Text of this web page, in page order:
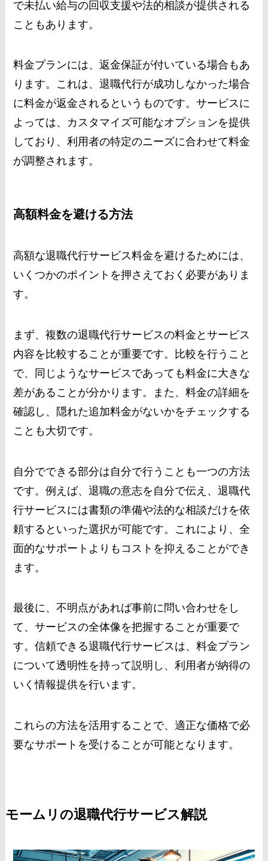
で未払い給与の回収支援や法的相談が提供される
こともあります。
料金プランには、返金保証が付いている場合もあ
ります。これは、退職代行が成功しなかった場合
に料金が返金されるというものです。サービスに
よっては、カスタマイズ可能なオプションを提供
しており、利用者の特定のニーズに合わせて料金
が調整されます。
高額料金を避ける方法
高額な退職代行サービス料金を避けるためには、
いくつかのポイントを押さえておく必要がありま
す。
まず、複数の退職代行サービスの料金とサービス
内容を比較することが重要です。比較を行うこと
で、同じようなサービスであっても料金に大きな
差があることが分かります。また、料金の詳細を
確認し、隠れた追加料金がないかをチェックする
ことも大切です。
自分でできる部分は自分で行うことも一つの方法
です。例えば、退職の意志を自分で伝え、退職代
行サービスには書類の準備や法的な相談だけを依
頼するといった選択が可能です。これにより、全
面的なサポートよりもコストを抑えることができ
ます。
最後に、不明点があれば事前に問い合わせをし
て、サービスの全体像を把握することが重要で
す。信頼できる退職代行サービスは、料金プラン
について透明性を持って説明し、利用者が納得の
いく情報提供を行います。
これらの方法を活用することで、適正な価格で必
要なサポートを受けることが可能となります。
モームリの退職代行サービス解説